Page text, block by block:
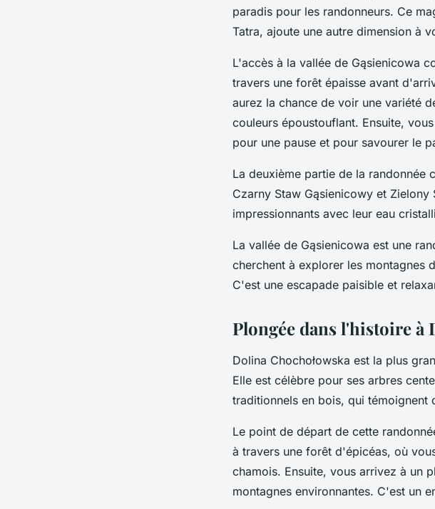
paradis pour les randonneurs. Ce
Tatra, ajoute une autre dimension à
L'accès à la vallée de Gąsienicowa
travers une forêt épaisse avant
aurez la chance de voir une variété
couleurs époustouflant. Ensuite,
pour une pause et pour savourer le
La deuxième partie de la randonnée
Czarny Staw Gąsienicowy et
impressionnants avec leur eau
La vallée de Gąsienicowa est une
cherchent à explorer les montagnes
C'est une escapade paisible et
Plongée dans l'histoire à
Dolina Chochołowska est la plus
Elle est célèbre pour ses arbres
traditionnels en bois, qui
Le point de départ de cette
à travers une forêt d'épicéas, où
chamois. Ensuite, vous arrivez à un
montagnes environnantes. C'est un